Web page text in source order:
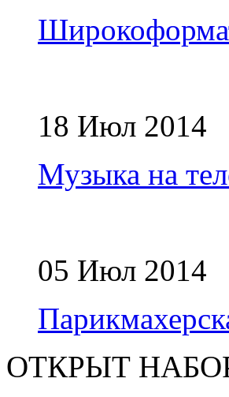
18 Июл 2014
Музыка на
05 Июл 2014
ОТКРЫТ